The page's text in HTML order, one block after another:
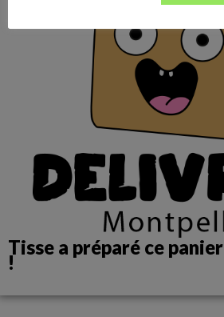
Tisse a préparé ce panier
!